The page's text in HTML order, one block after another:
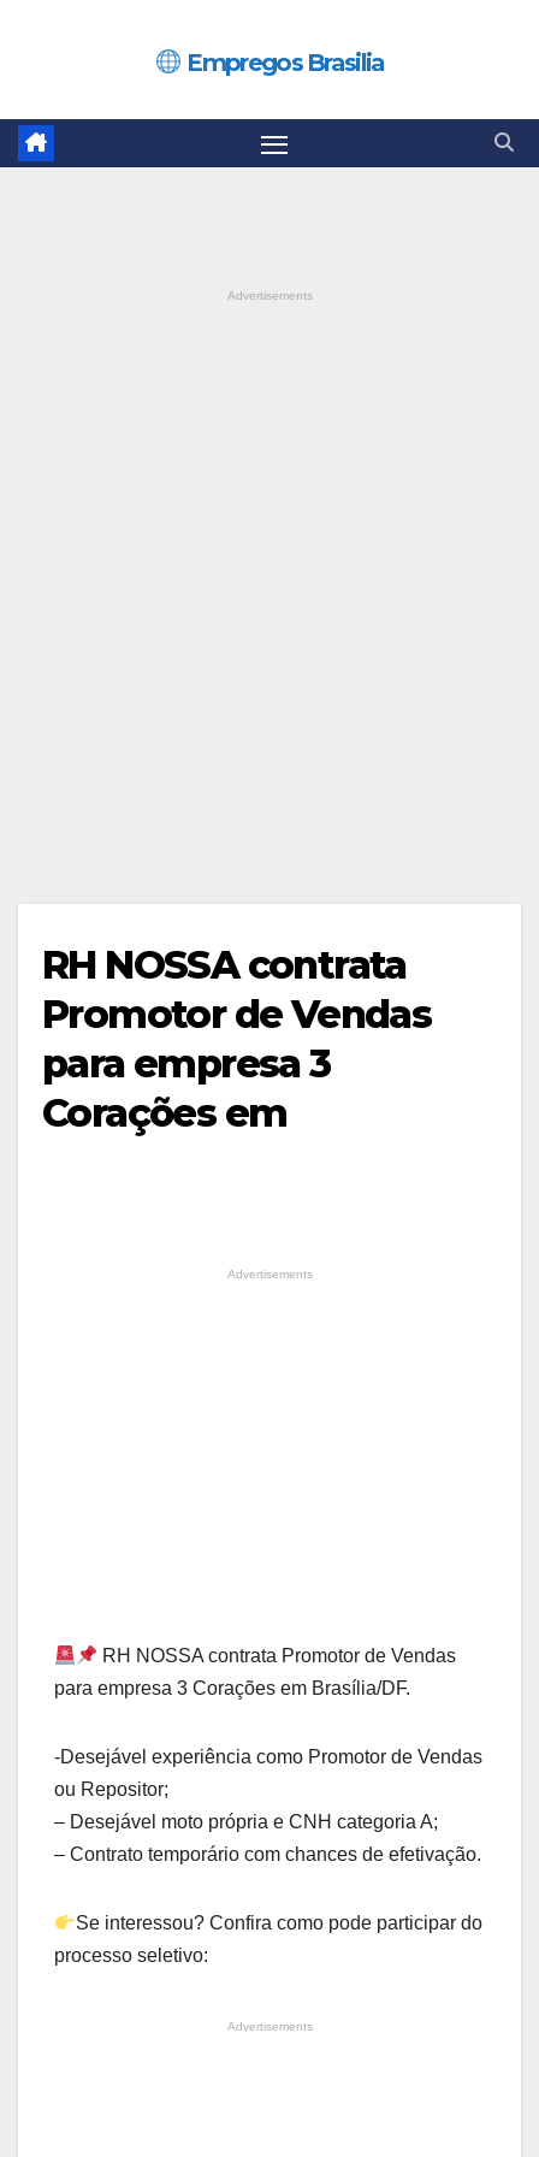
Empregos Brasilia
Advertisements
RH NOSSA contrata
Promotor de Vendas
para empresa 3
Corações em
Advertisements
RH NOSSA contrata Promotor de Vendas
para empresa 3 Corações em Brasília/DF.
-Desejável experiência como Promotor de Vendas
ou Repositor;
– Desejável moto própria e CNH categoria A;
– Contrato temporário com chances de efetivação.
Se interessou? Confira como pode participar do
processo seletivo:
Advertisements